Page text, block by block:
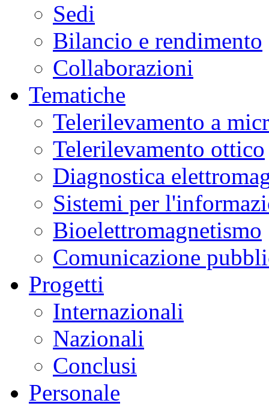
Sedi
Bilancio e rendimento
Collaborazioni
Tematiche
Telerilevamento a
Telerilevamento ottico
Diagnostica
Sistemi per
Bioelettromagnetismo
Comunicazione
Progetti
Internazionali
Nazionali
Conclusi
Personale